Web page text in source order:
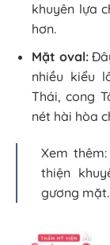
khuyên lựa
hơn.
Mặt oval:
nhiều kiểu
Thái, cong
nét hài hòa
Xem thêm:
thiện
gương mặt.